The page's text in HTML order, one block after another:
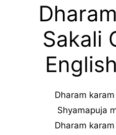
Sakali
Dharam
Shyamapuja
Dharam